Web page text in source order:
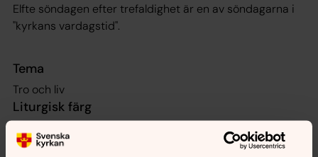
Elfte söndagen efter trefaldighet är en av söndagarna i
"kyrkans vardagstid".
Tema
Tro och liv
Liturgisk färg
Altardekoration